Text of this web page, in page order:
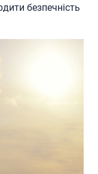
безпечність